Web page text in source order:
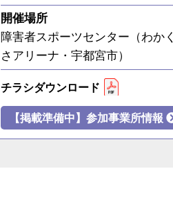
開催場所
障害者スポーツセンター（わかく
さアリーナ・宇都宮市）
チラシダウンロード
【掲載準備中】参加事業所情報